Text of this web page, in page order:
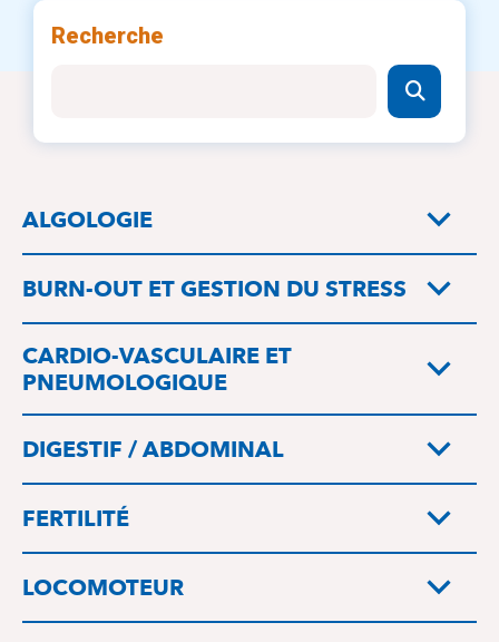
Recherche
ALGOLOGIE
BURN-OUT ET GESTION DU STRESS
CARDIO-VASCULAIRE ET
PNEUMOLOGIQUE
DIGESTIF / ABDOMINAL
FERTILITÉ
LOCOMOTEUR